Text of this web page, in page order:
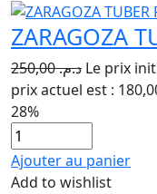
ZARAGOZA
د.م.250,00
28%
Ajouter au panier
Add to wishlist